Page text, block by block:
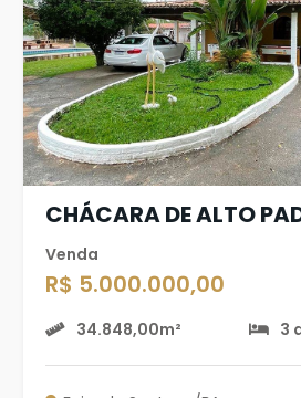
CHÁCARA DE ALTO
Venda
R$ 5.000.000,00
34.848,00m² 3